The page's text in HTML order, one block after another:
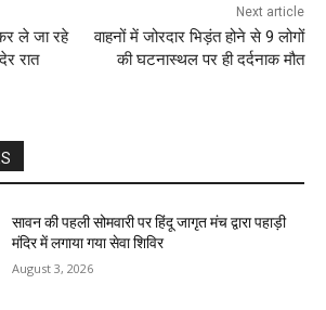
ले जा रहे
रात
Next article
वाहनों में जोरदार भिड़ंत होने से 9 लोगों
की घटनास्थल पर ही दर्दनाक मौत
सावन की पहली सोमवारी पर हिंदू जागृत मंच द्वारा पहाड़ी
मंदिर में लगाया गया सेवा शिविर
August 3, 2026